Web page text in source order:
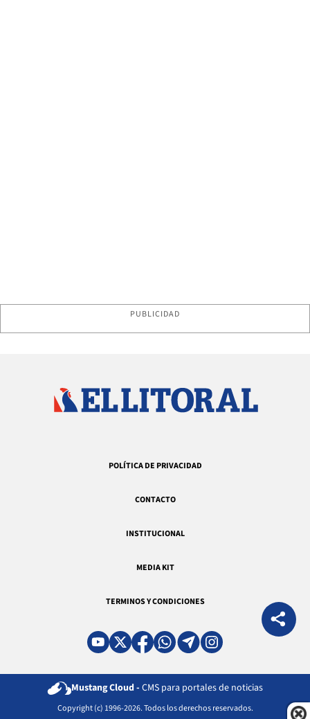
PUBLICIDAD
POLÍTICA DE PRIVACIDAD
CONTACTO
INSTITUCIONAL
MEDIA KIT
TERMINOS Y CONDICIONES
Mustang Cloud - CMS para portales de noticias
Copyright (c) 1996-2026. Todos los derechos reservados.